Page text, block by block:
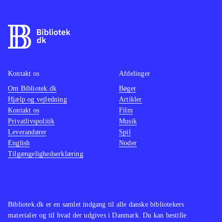
man kommer til at holde af trods alle
deres fejl og mangler. Fortid og nutid
kvindelige læsere til at håbe på mere
fra forfatteren
Til alle der holder af solid engelsk /
irsk underholdning a la Marcia
Willett, Rosamunde Pilcher og
Lucinda Riley,
Bibliotek.dk er en samlet indgang til alle danske bibliotekers
materialer og til hvad der udgives i Danmark. Du kan bestille
Kontakt os
Om Bibliotek.dk
Hjælp og vejledning
Kontakt os
Privatlivspolitik
Leverandører
English
Tilgængelighedserklæring
Afdelinger
Bøger
Artikler
Film
Musik
Spil
Noder